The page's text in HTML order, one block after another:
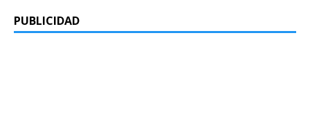
PUBLICIDAD